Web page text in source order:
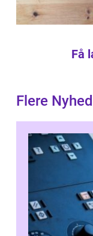
Få
Flere